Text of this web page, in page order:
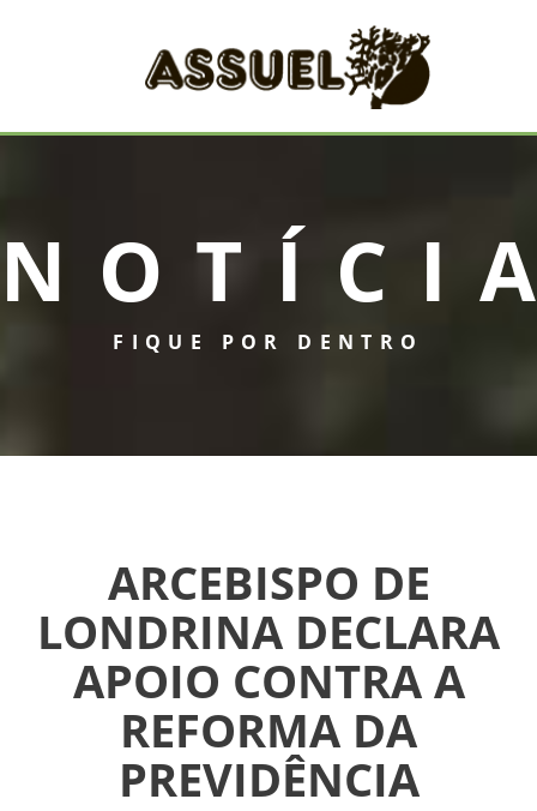
INICIAL
ASSUEL
CONVÊNIOS
INFORMATIVOS
FIQUE POR DENTRO
ARCEBISPO DE
LONDRINA DECLARA
APOIO CONTRA A
REFORMA DA
PREVIDÊNCIA